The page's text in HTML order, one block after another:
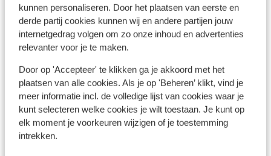
kunnen personaliseren. Door het plaatsen van eerste en
derde partij cookies kunnen wij en andere partijen jouw
internetgedrag volgen om zo onze inhoud en advertenties
relevanter voor je te maken.
Door op 'Accepteer' te klikken ga je akkoord met het
plaatsen van alle cookies. Als je op 'Beheren’ klikt, vind je
meer informatie incl. de volledige lijst van cookies waar je
kunt selecteren welke cookies je wilt toestaan. Je kunt op
elk moment je voorkeuren wijzigen of je toestemming
intrekken.
Bekijk op kaart
Afstanden
Centrum Salzburg: 62 km
Luchthaven salzburg: 60 km